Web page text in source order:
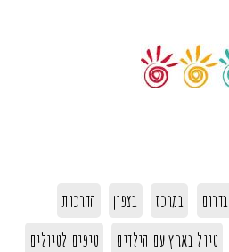
בדרום במרכז בצפון
הדרכות
טיול בארץ עם הילדים
טיפים לטיולים